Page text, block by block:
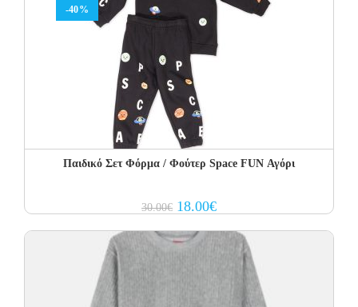
-40%
Παιδικό Σετ Φόρμα / Φούτερ Space FUN Αγόρι
30.00€ Original
price
30.00€.
18.00€Current
price
18.00€.